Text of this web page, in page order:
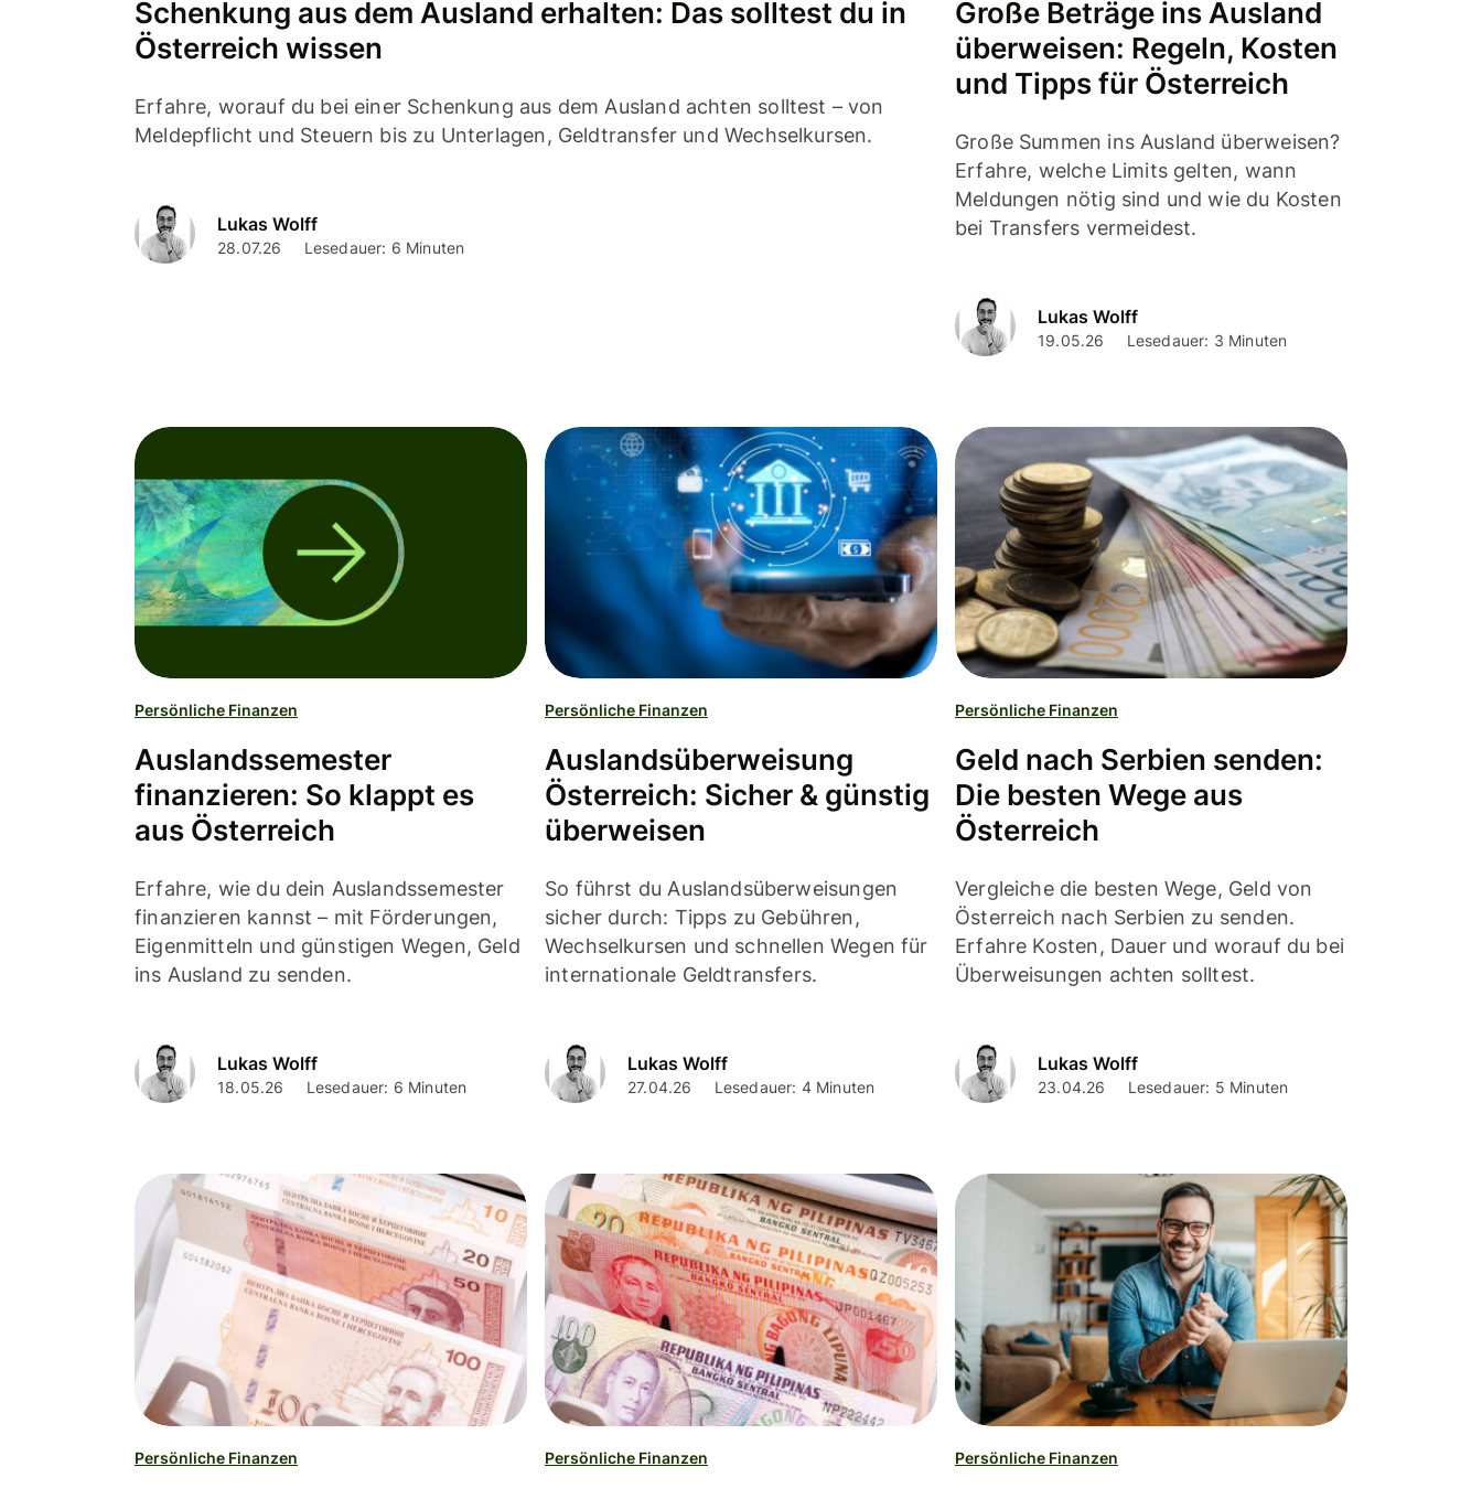
Schenkung aus dem Ausland erhalten: Das solltest du in
Österreich wissen
Erfahre, worauf du bei einer Schenkung aus dem Ausland achten solltest – von
Meldepflicht und Steuern bis zu Unterlagen, Geldtransfer und Wechselkursen.
Lukas Wolff
28.07.26 Lesedauer: 6 Minuten
Große Beträge ins Ausland
überweisen: Regeln, Kosten
und Tipps für Österreich
Große Summen ins Ausland überweisen?
Erfahre, welche Limits gelten, wann
Meldungen nötig sind und wie du Kosten
bei Transfers vermeidest.
Lukas Wolff
19.05.26 Lesedauer: 3 Minuten
Persönliche Finanzen
Auslandssemester
finanzieren: So klappt es
aus Österreich
Erfahre, wie du dein Auslandssemester
finanzieren kannst – mit Förderungen,
Eigenmitteln und günstigen Wegen, Geld
ins Ausland zu senden.
Lukas Wolff
18.05.26 Lesedauer: 6 Minuten
Persönliche Finanzen
Auslandsüberweisung
Österreich: Sicher & günstig
überweisen
So führst du Auslandsüberweisungen
sicher durch: Tipps zu Gebühren,
Wechselkursen und schnellen Wegen für
internationale Geldtransfers.
Lukas Wolff
27.04.26 Lesedauer: 4 Minuten
Persönliche Finanzen
Geld nach Serbien senden:
Die besten Wege aus
Österreich
Vergleiche die besten Wege, Geld von
Österreich nach Serbien zu senden.
Erfahre Kosten, Dauer und worauf du bei
Überweisungen achten solltest.
Lukas Wolff
23.04.26 Lesedauer: 5 Minuten
Persönliche Finanzen Persönliche Finanzen Persönliche Finanzen